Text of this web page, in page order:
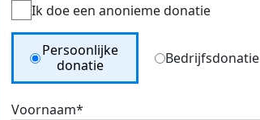
Ik doe een anonieme donatie
Donation Type
Persoonlijke
donatie
Bedrijfsdonatie
Voornaam*